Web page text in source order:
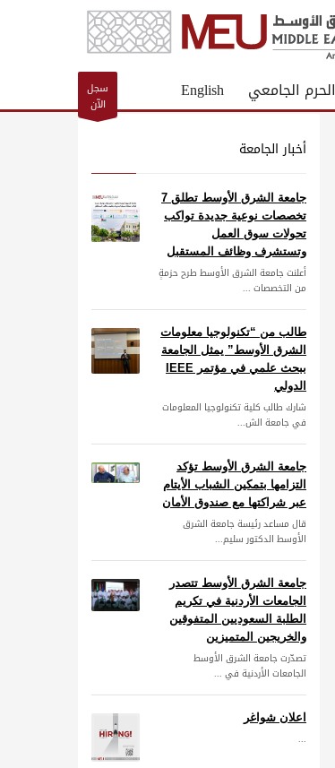
الحرم الجامعي English
سجل
الآن
أخبار الجامعة
جامعة الشرق الأوسط تطلق 7
تخصصات نوعية جديدة تواكب
تحولات سوق العمل
وتستشرف وظائف المستقبل
أعلنت جامعة الشرق الأوسط طرح حزمةٍ
من التخصصات ...
طالب من “تكنولوجيا معلومات
الشرق الأوسط” يمثل الجامعة
ببحث علمي في مؤتمر IEEE
الدولي
شارك طالب كلية تكنولوجيا المعلومات
في جامعة الش...
جامعة الشرق الأوسط تؤكد
التزامها بتمكين الشباب الأيتام
عبر شراكتها مع صندوق الأمان
قال مساعد رئيسة جامعة الشرق
الأوسط الدكتور سليم...
جامعة الشرق الأوسط تتصدر
الجامعات الأردنية في تكريم
الطلبة السعوديين المتفوقين
والخريجين المتميزين
تصدّرت جامعة الشرق الأوسط
الجامعات الأردنية في ...
اعلان شواغر
...